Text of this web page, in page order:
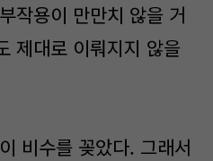
작용이 만만치 않을 거
제대로 이뤄지지 않을
비수를 꽂았다. 그래서